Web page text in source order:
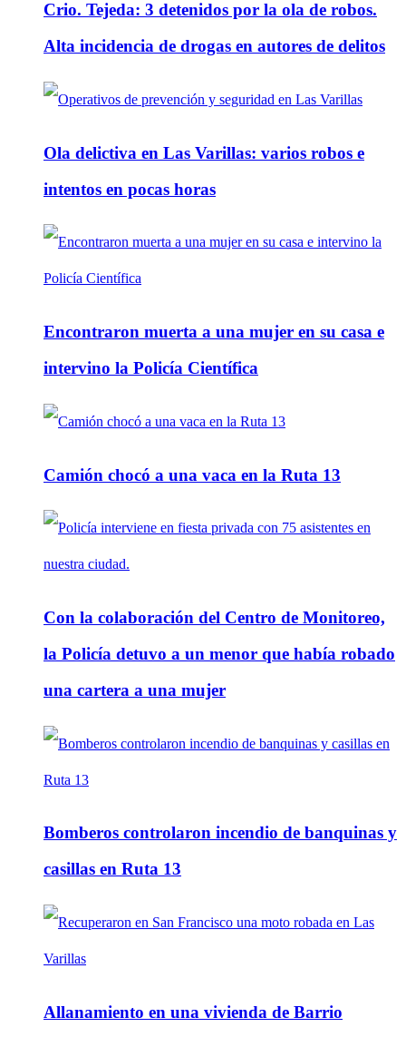
Crio. Tejeda: 3 detenidos por la ola de robos.
Alta incidencia de drogas en autores de delitos
Ola delictiva en Las Varillas: varios robos e
intentos en pocas horas
Encontraron muerta a una mujer en su casa e
intervino la Policía Científica
Camión chocó a una vaca en la Ruta 13
Con la colaboración del Centro de Monitoreo,
la Policía detuvo a un menor que había robado
una cartera a una mujer
Bomberos controlaron incendio de banquinas y
casillas en Ruta 13
Allanamiento en una vivienda de Barrio